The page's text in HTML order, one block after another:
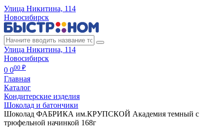
Улица Никитина, 114
Новосибирск
Улица Никитина, 114
Новосибирск
0 000 ₽
Главная
Каталог
Кондитерские изделия
Шоколад и батончики
Шоколад ФАБРИКА им.КРУПСКОЙ Академия темный с
трюфельной начинкой 168г